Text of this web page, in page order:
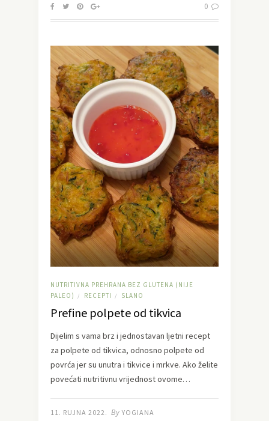
0
NUTRITIVNA PREHRANA BEZ GLUTENA (NIJE
PALEO)
/ RECEPTI / SLANO
Prefine polpete od tikvica
Dijelim s vama brz i jednostavan ljetni recept
za polpete od tikvica, odnosno polpete od
povrća jer su unutra i tikvice i mrkve. Ako želite
povećati nutritivnu vrijednost ovome…
11. RUJNA 2022. By YOGIANA